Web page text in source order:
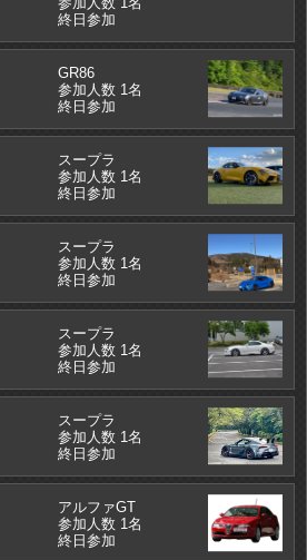
終日参加
GR86
参加人数 1名
終日参加
スープラ
参加人数 1名
終日参加
スープラ
参加人数 1名
終日参加
スープラ
参加人数 1名
終日参加
スープラ
参加人数 1名
終日参加
アルファGT
参加人数 1名
終日参加